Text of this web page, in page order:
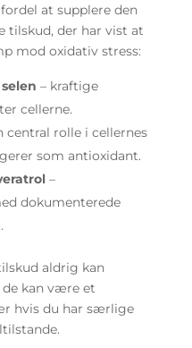
at supplere den
tilskud, der har vist at
mod oxidativ stress:
– kraftige
cellerne.
central rolle i cellernes
som antioxidant.
–
dokumenterede
aldrig kan
kan være et
hvis du har særlige